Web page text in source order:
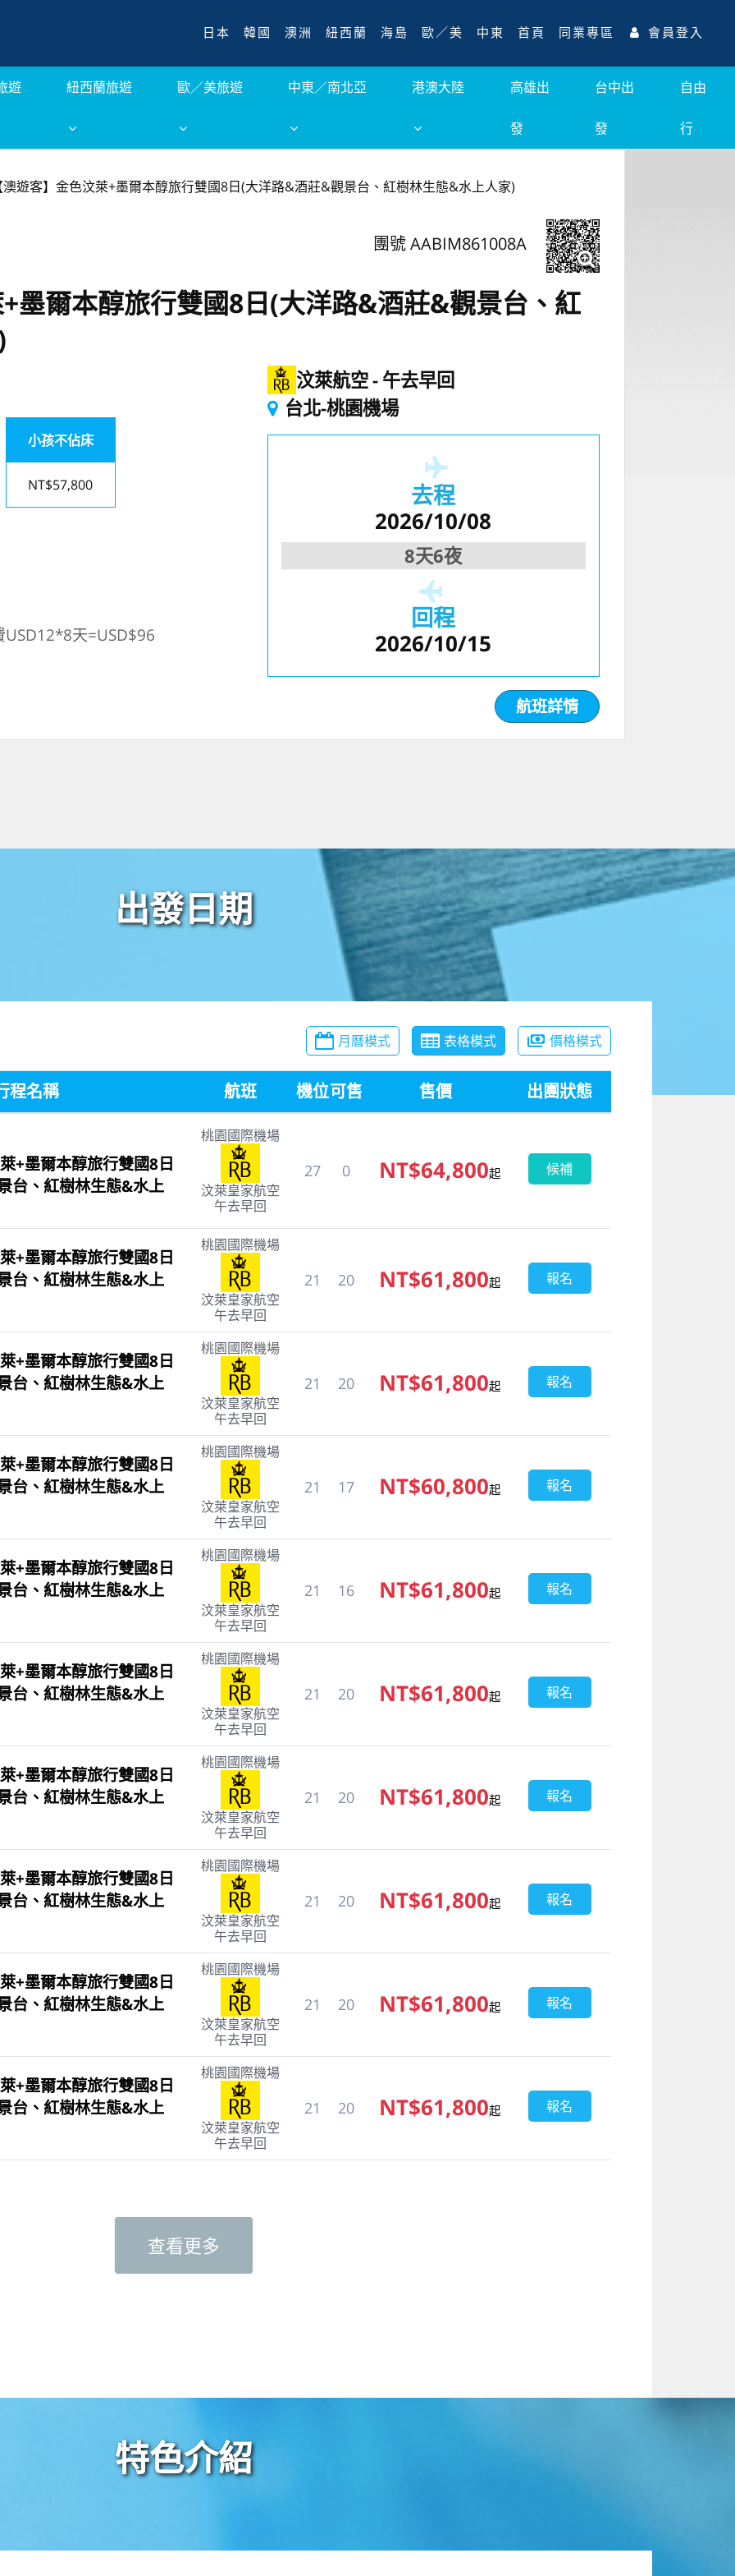
日本 韓國 澳洲 紐西蘭 海島 歐／美 中東 首頁 同業專區 會員登入
遊 紐西蘭旅遊 歐／美旅遊 中東／南北亞 港澳大陸 高雄出
發
台中出
發
自由
行
澳遊客】金色汶萊+墨爾本醇旅行雙國8日(大洋路&酒莊&觀景台、紅樹林生態&水上人家)
團號 AABIM861008A
墨爾本醇旅行雙國8日(大洋路&酒莊&觀景台、紅
小孩不佔床
NT$57,800
天=USD$96
汶萊航空 午去早回
台北-桃園機場
去程
2026/10/08
8天6夜
回程
2026/10/15
航班詳情
特色介紹
出發日期
月曆模式 表格模式 價格模式
程名稱 航班 機位可售 售價 出團狀態
+墨爾本醇旅行雙國8日
台、紅樹林生態&水上
桃園國際機場
汶萊皇家航空
午去早回
27 0 NT$64,800起 候補
+墨爾本醇旅行雙國8日
台、紅樹林生態&水上
桃園國際機場
汶萊皇家航空
午去早回
21 20 NT$61,800起 報名
+墨爾本醇旅行雙國8日
台、紅樹林生態&水上
桃園國際機場
汶萊皇家航空
午去早回
21 20 NT$61,800起 報名
+墨爾本醇旅行雙國8日
台、紅樹林生態&水上
桃園國際機場
汶萊皇家航空
午去早回
21 17 NT$60,800起 報名
+墨爾本醇旅行雙國8日
台、紅樹林生態&水上
桃園國際機場
汶萊皇家航空
午去早回
21 16 NT$61,800起 報名
+墨爾本醇旅行雙國8日
台、紅樹林生態&水上
桃園國際機場
汶萊皇家航空
午去早回
21 20 NT$61,800起 報名
+墨爾本醇旅行雙國8日
台、紅樹林生態&水上
桃園國際機場
汶萊皇家航空
午去早回
21 20 NT$61,800起 報名
+墨爾本醇旅行雙國8日
台、紅樹林生態&水上
桃園國際機場
汶萊皇家航空
午去早回
21 20 NT$61,800起 報名
+墨爾本醇旅行雙國8日
台、紅樹林生態&水上
桃園國際機場
汶萊皇家航空
午去早回
21 20 NT$61,800起 報名
+墨爾本醇旅行雙國8日
台、紅樹林生態&水上
桃園國際機場
汶萊皇家航空
午去早回
21 20 NT$61,800起 報名
查看更多